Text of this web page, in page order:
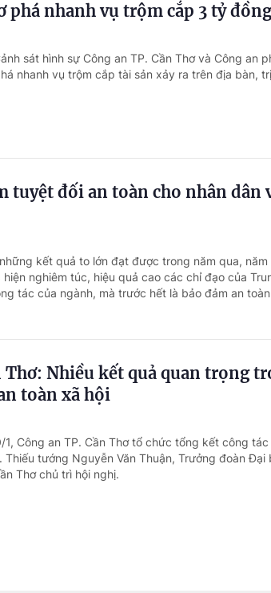
phá nhanh vụ trộm cắp 3 tỷ đồng
sát hình sự Công an TP. Cần Thơ và Công an
nhanh vụ trộm cắp tài sản xảy ra trên địa bàn,
tuyệt đối an toàn cho nhân dân
kết quả to lớn đạt được trong năm qua, năm
nghiêm túc, hiệu quả cao các chỉ đạo của
tác của ngành, mà trước hết là bảo đảm an
Thơ: Nhiều kết quả quan trọng
toàn xã hội
1, Công an TP. Cần Thơ tổ chức tổng kết công
Thiếu tướng Nguyễn Văn Thuận, Trưởng đoàn Đại
Thơ chủ trì hội nghị.